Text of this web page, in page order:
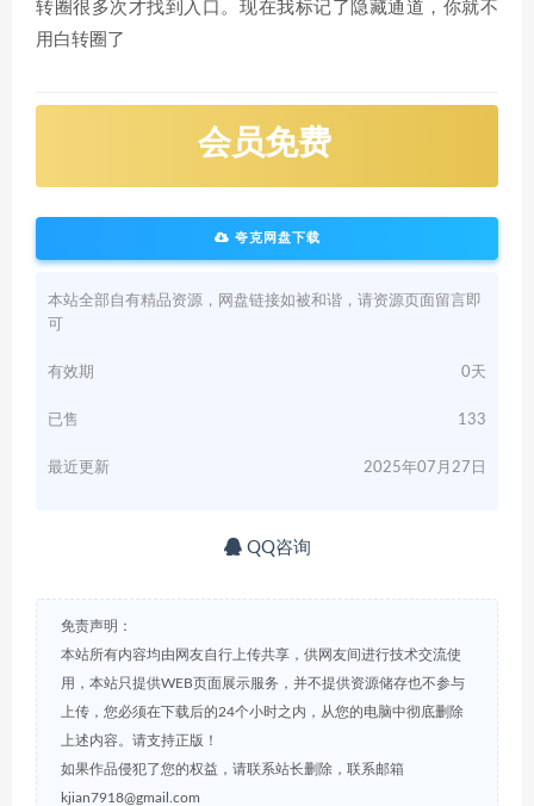
转圈很多次才找到入口。现在我标记了隐藏通道，你就不
用白转圈了
会员免费
夸克网盘下载
本站全部自有精品资源，网盘链接如被和谐，请资源页面留言即
可
有效期 0天
已售 133
最近更新 2025年07月27日
QQ咨询
免责声明：
本站所有内容均由网友自行上传共享，供网友间进行技术交流使
用，本站只提供WEB页面展示服务，并不提供资源储存也不参与
上传，您必须在下载后的24个小时之内，从您的电脑中彻底删除
上述内容。请支持正版！
如果作品侵犯了您的权益，请联系站长删除，联系邮箱
kjian7918@gmail.com